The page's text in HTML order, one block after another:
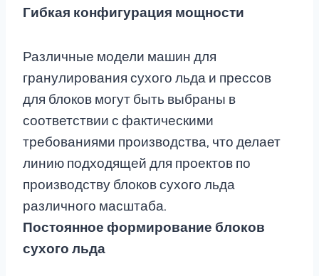
Гибкая конфигурация мощности
Различные модели машин для
гранулирования сухого льда и прессов
для блоков могут быть выбраны в
соответствии с фактическими
требованиями производства, что делает
линию подходящей для проектов по
производству блоков сухого льда
различного масштаба.
Постоянное формирование блоков
сухого льда